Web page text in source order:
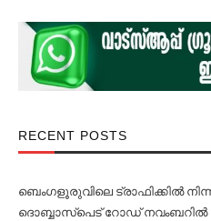
RECENT POSTS
ബെംഗളൂരുവിലെ ട്രാഫിക്കില്‍
ദൊബ്ബാസ്പെട് റോഡ് നവംബറില്‍